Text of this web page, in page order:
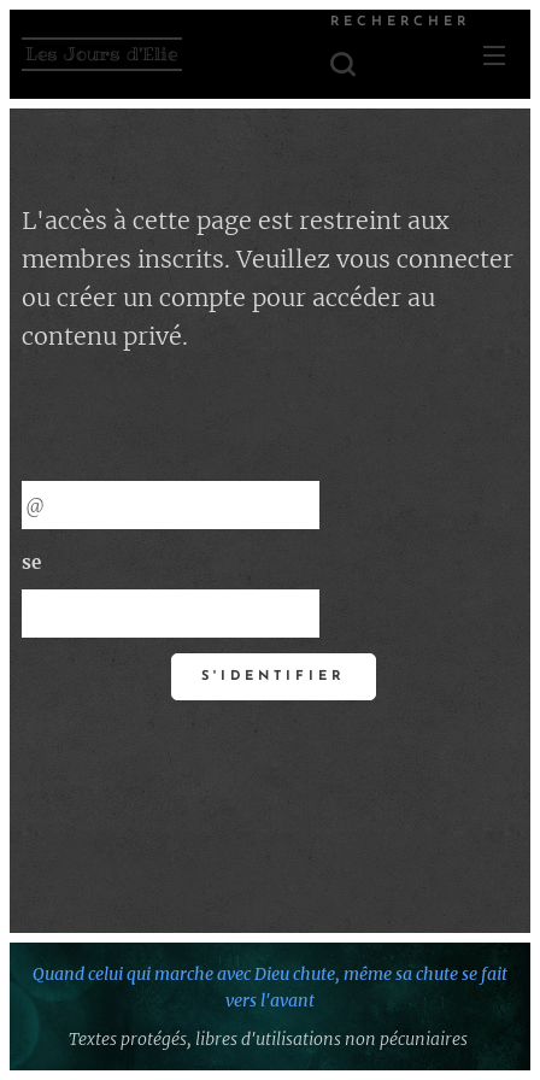
Les Jours d'Elie
RECHERCHER
L'accès à cette page est restreint aux
membres inscrits. Veuillez vous connecter
ou créer un compte pour accéder au
contenu privé.
se
S'IDENTIFIER
Quand celui qui marche avec Dieu chute, même sa chute se fait
vers l'avant
Textes protégés, libres d'utilisations non pécuniaires